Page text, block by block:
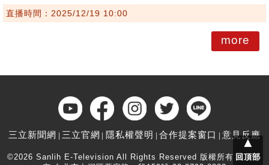
直播時間：2025/12/19 10:00
more
三立新聞網 三立官網 隱私權聲明 合作提案窗口 意見反應
©2026 Sanlih E-Television All Rights Reserved 版權所有 盜用必
▲
回頂部